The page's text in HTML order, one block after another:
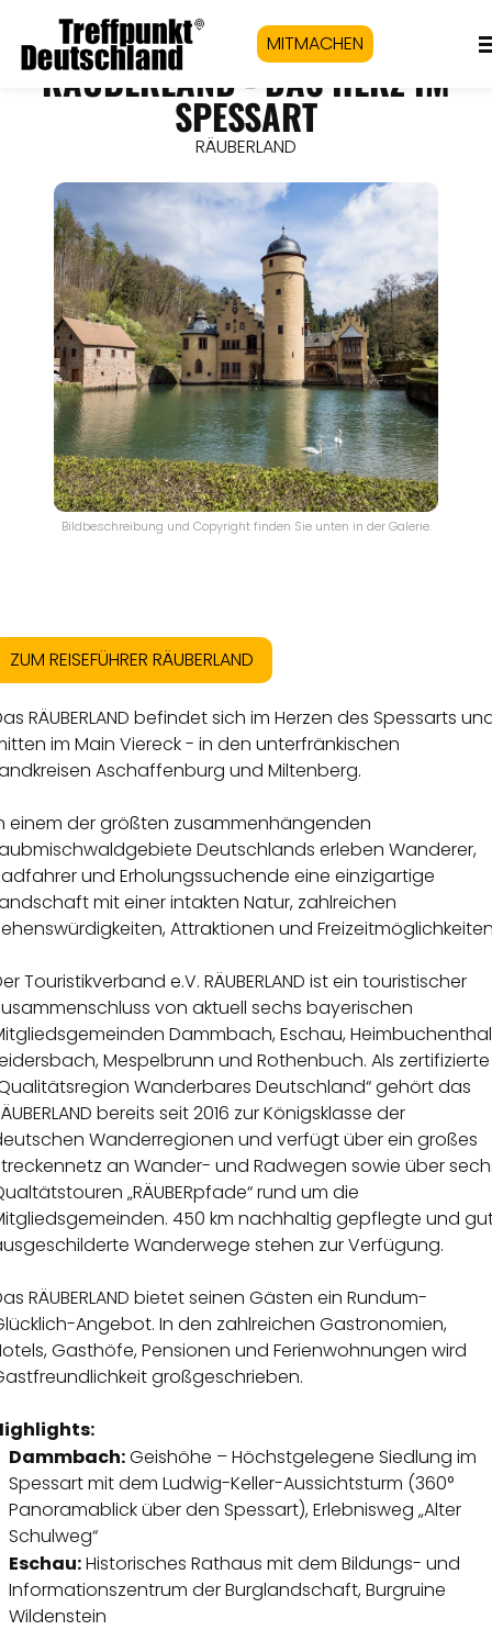
MITMACHEN
RÄUBERLAND - DAS HERZ IM
SPESSART
RÄUBERLAND
Bildbeschreibung und Copyright finden Sie unten in der Galerie.
ZUM REISEFÜHRER RÄUBERLAND
RÄUBERLAND befindet sich im Herzen des Spessarts
im Main Viereck - in den unterfränkischen
Aschaffenburg und Miltenberg.
einem der größten zusammenhängenden
Deutschlands erleben Wanderer,
und Erholungssuchende eine einzigartige
mit einer intakten Natur, zahlreichen
Attraktionen und
Touristikverband e.V. RÄUBERLAND ist ein touristischer
von aktuell sechs bayerischen
Dammbach, Eschau,
Mespelbrunn und Rothenbuch. Als zertifizierte
Wanderbares Deutschland“ gehört das
bereits seit 2016 zur Königsklasse der
Wanderregionen und verfügt über ein großes
an Wander- und Radwegen sowie über
„RÄUBERpfade“ rund um die
450 km nachhaltig gepflegte und
Wanderwege stehen zur Verfügung.
RÄUBERLAND bietet seinen Gästen ein Rundum-
Angebot. In den zahlreichen Gastronomien,
Gasthöfe, Pensionen und Ferienwohnungen wird
großgeschrieben.
Dammbach:Geishöhe – Höchstgelegene Siedlung im
Spessart mit dem Ludwig-Keller-Aussichtsturm (360°
Panoramablick über den Spessart), Erlebnisweg „Alter
Schulweg“
Eschau:Historisches Rathaus mit dem Bildungs- und
Informationszentrum der Burglandschaft, Burgruine
Wildenstein